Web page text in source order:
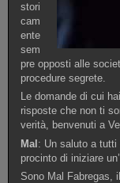
stori
cam
ente
sem
pre opposti alle
procedure segrete.
Le domande di cui
risposte che non ti
verità, benvenuti a
Mal: Un saluto a tutti
procinto di iniziare
Sono Mal Fabregas,